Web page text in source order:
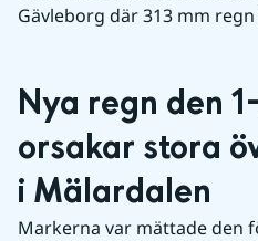
Gävleborg där 313 mm
Nya regn den
orsakar stora
i Mälardalen
Markerna var mättade den